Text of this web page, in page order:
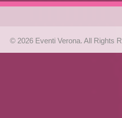
© 2026 Eventi Verona. All Rights